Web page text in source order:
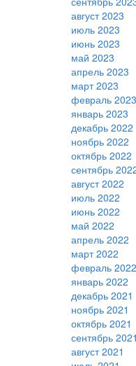
август 2023
июль 2023
июнь 2023
май 2023
апрель 2023
март 2023
февраль 2023
январь 2023
декабрь 2022
ноябрь 2022
октябрь 2022
сентябрь
август 2022
июль 2022
июнь 2022
май 2022
апрель 2022
март 2022
февраль 2022
январь 2022
декабрь 2021
ноябрь 2021
октябрь 2021
сентябрь 2021
август 2021